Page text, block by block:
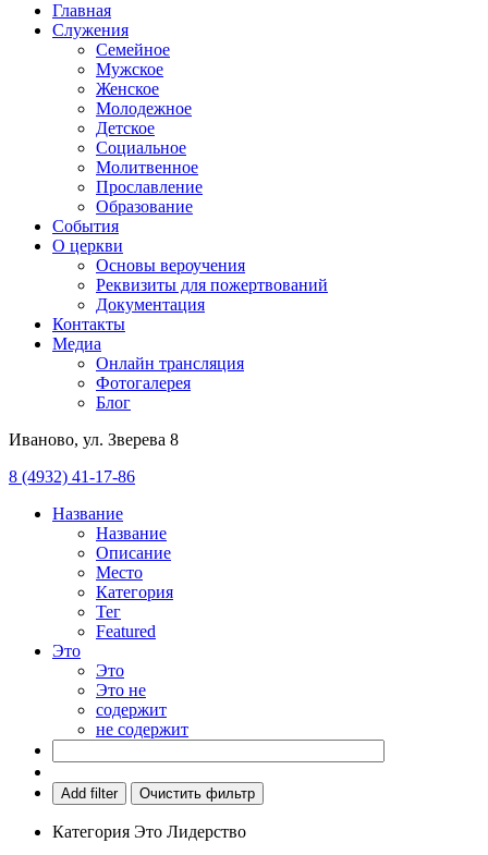
Главная
Служения
Семейное
Мужское
Женское
Молодежное
Детское
Социальное
Молитвенное
Прославление
Образование
События
О церкви
Основы вероучения
Реквизиты для пожертвований
Документация
Контакты
Медиа
Онлайн трансляция
Фотогалерея
Блог
Иваново, ул. Зверева 8
8 (4932) 41-17-86
Название
Название
Описание
Место
Категория
Тег
Featured
Это
Это
Это не
содержит
не содержит
Add filter Очистить фильтр
Категория Это Лидерство